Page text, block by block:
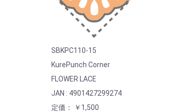
SBKPC110-15
KurePunch Corner
FLOWER LACE
JAN : 4901427299274
定価： ￥1,500